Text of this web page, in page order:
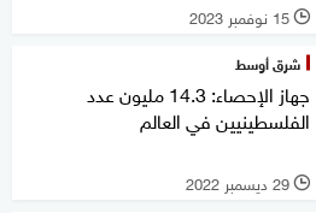
l 15 نوفمبر 2023
شرق أوسط
جهاز الإحصاء: 14.3 مليون عدد
الفلسطينيين في العالم
l 29 ديسمبر 2022